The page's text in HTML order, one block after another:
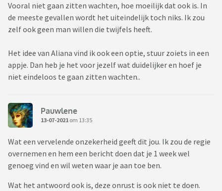
Vooral niet gaan zitten wachten, hoe moeilijk dat ook is. In
de meeste gevallen wordt het uiteindelijk toch niks. Ik zou
zelf ook geen man willen die twijfels heeft.
Het idee van Aliana vind ik ook een optie, stuur zoiets in een
appje. Dan heb je het voor jezelf wat duidelijker en hoef je
niet eindeloos te gaan zitten wachten..
Pauwlene
13-07-2021 om 13:35
Wat een vervelende onzekerheid geeft dit jou. Ik zou de regie
overnemen en hem een bericht doen dat je 1 week wel
genoeg vind en wil weten waar je aan toe ben.
Wat het antwoord ook is, deze onrust is ook niet te doen.